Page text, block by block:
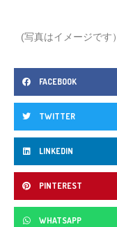
(写真はイメージです）
FACEBOOK
TWITTER
LINKEDIN
PINTEREST
WHATSAPP